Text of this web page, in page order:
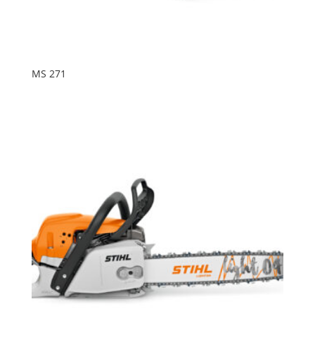
MS 271